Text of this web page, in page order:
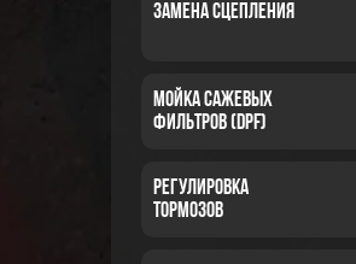
замена сцепления
Мойка сажевых
фильтров (dpf)
Регулировка
тормозов